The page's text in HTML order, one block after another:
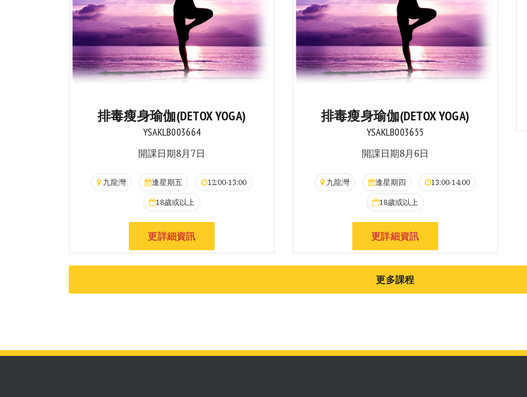
排毒瘦身瑜伽(DETOX YOGA)
YSAKLB003664
開課日期8月7日
九龍灣 逢星期五
12:00-13:00
18歲或以上
更詳細資訊
排毒瘦身瑜伽(DETOX YOGA)
YSAKLB003655
開課日期8月6日
九龍灣 逢星期四
13:00-14:00
18歲或以上
更詳細資訊
更多課程